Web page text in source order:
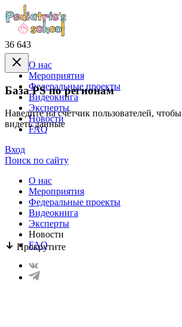
36 643
База PS по регионам
Наведите на счётчик пользователей, чтобы
видеть данные
Прокрутите
О нас
Mероприятия
Федеральные проекты
Видеокнига
Эксперты
Новости
FAQ
Вход
Поиск по сайту
О нас
Mероприятия
Федеральные проекты
Видеокнига
Эксперты
Новости
FAQ